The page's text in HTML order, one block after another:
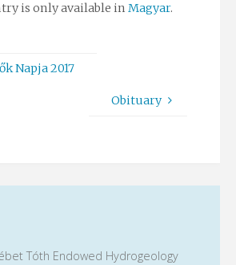
is only available in Magyar.
Napja 2017
Obituary
Tóth Endowed Hydrogeology